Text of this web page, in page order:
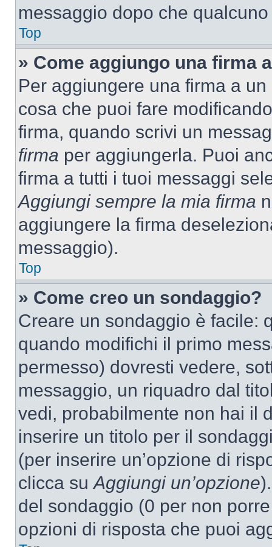
messaggio dopo che
Top
» Come aggiungo una firma
Per aggiungere una firma a
cosa che puoi fare
firma, quando scrivi un
firma per aggiungerla. Puoi
firma a tutti i tuoi messaggi
Aggiungi sempre la mia firma
aggiungere la firma
messaggio).
Top
» Come creo un sondaggio?
Creare un sondaggio è facile:
quando modifichi il primo
permesso) dovresti vedere,
messaggio, un riquadro dal
vedi, probabilmente non hai il
inserire un titolo per il
(per inserire un’opzione di
clicca suAggiungi un’opzione
del sondaggio (0 per non
opzioni di risposta che puoi